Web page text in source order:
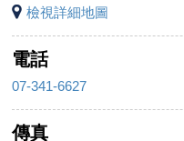
檢視詳細地圖
電話
07-341-6627
傳真